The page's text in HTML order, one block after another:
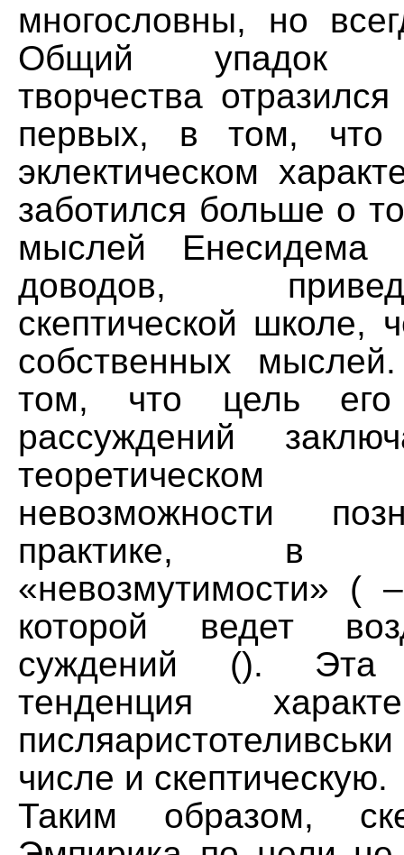
многословны, но
Общий упадок
творчества
первых, в том, что
эклектическом
заботился больше о
мыслей
доводов,
скептической школе,
собственных
том, что цель его
рассуждений
теоретическом
невозможности
практике, в
«невозмутимости» (
которой ведет
суждений (). Эта
тенденция
числе и скептическую.
Таким образом,